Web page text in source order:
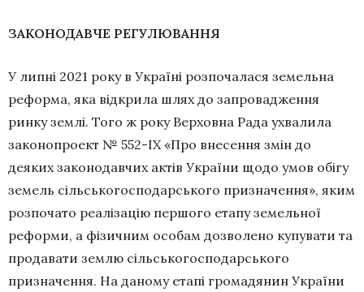
ЗАКОНОДАВЧЕ РЕГУЛЮВАННЯ
У липні 2021 року в Україні розпочалася земельна
реформа, яка відкрила шлях до запровадження
ринку землі. Того ж року Верховна Рада ухвалила
законопроект № 552-IX «Про внесення змін до
деяких законодавчих актів України щодо умов обігу
земель сільськогосподарського призначення», яким
розпочато реалізацію першого етапу земельної
реформи, а фізичним особам дозволено купувати та
продавати землю сільськогосподарського
призначення. На даному етапі громадянин України